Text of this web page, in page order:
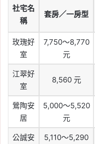
社宅名
稱
套房／一房型
玫瑰好
室
7,750～8,770
元
江翠好
室
8,560 元
鶯陶安
居
5,000～5,520
元
公誠安
5,110～5,290